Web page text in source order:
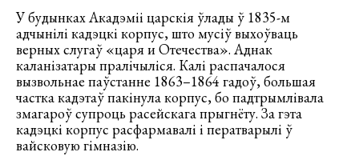
У будынках Акадэміі царскія ўлады ў 1835-м
адчынілі кадэцкі корпус, што мусіў выхоўваць
верных слугаў «царя и Отечества». Аднак
каланізатары пралічыліся. Калі распачалося
вызвольнае паўстанне 1863–1864 гадоў, большая
частка кадэтаў пакінула корпус, бо падтрымлівала
змагароў супроць расейскага прыгнёту. За гэта
кадэцкі корпус расфармавалі і ператварылі ў
вайсковую гімназію.